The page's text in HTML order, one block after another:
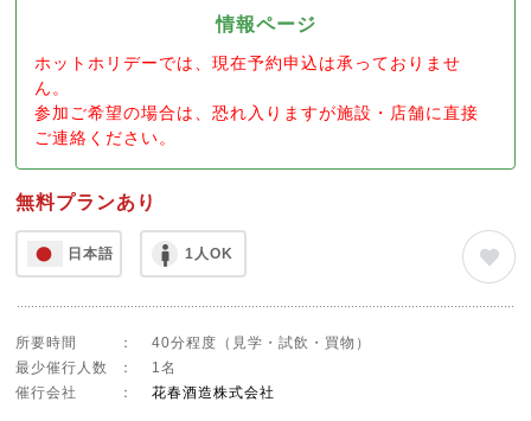
情報ページ
ホットホリデーでは、現在予約申込は承っておりませ
ん。
参加ご希望の場合は、恐れ入りますが施設・店舗に直接
ご連絡ください。
無料プランあり
日本語 1人OK
所要時間 ：
40分程度（見学・試飲・買物）
最少催行人数
：
1名
催行会社
： 花春酒造株式会社